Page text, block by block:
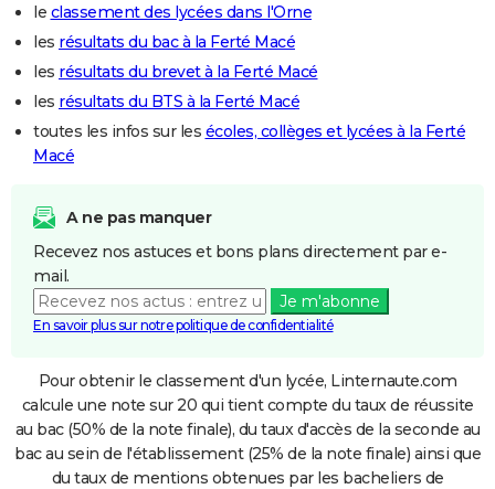
le classement des lycées dans l'Orne
les résultats du bac à la Ferté Macé
les résultats du brevet à la Ferté Macé
les résultats du BTS à la Ferté Macé
toutes les infos sur les écoles, collèges et lycées à la Ferté
Macé
A ne pas manquer
Recevez nos astuces et bons plans directement par e-
mail.
Je m'abonne
En savoir plus sur notre politique de confidentialité
Pour obtenir le classement d'un lycée, Linternaute.com
calcule une note sur 20 qui tient compte du taux de réussite
au bac (50% de la note finale), du taux d'accès de la seconde au
bac au sein de l'établissement (25% de la note finale) ainsi que
du taux de mentions obtenues par les bacheliers de